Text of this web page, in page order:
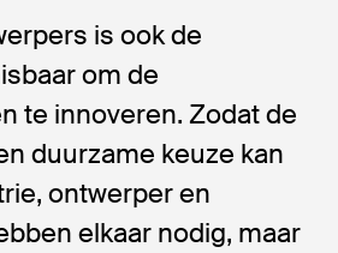
is ook de
om de
te innoveren. Zodat de
duurzame keuze kan
ontwerper en
elkaar nodig, maar